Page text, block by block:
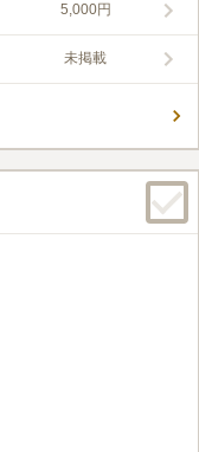
5,000円
未掲載